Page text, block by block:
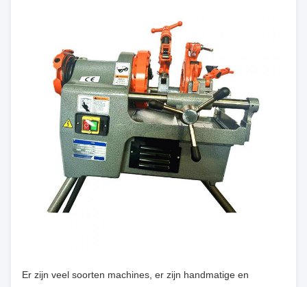
Er zijn veel soorten machines, er zijn handmatige en